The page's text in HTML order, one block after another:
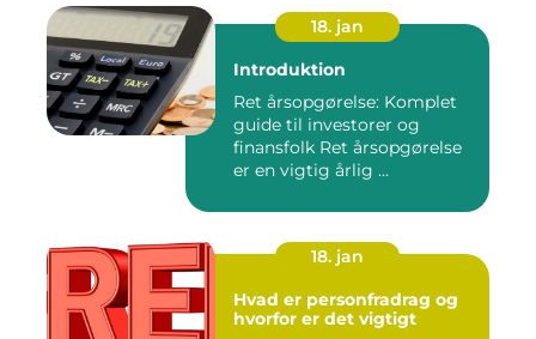
18. jan
Introduktion
Ret årsopgørelse: Komplet
guide til investorer og
finansfolk Ret årsopgørelse
er en vigtig årlig ...
18. jan
Hvad er personfradrag og
hvorfor er det vigtigt